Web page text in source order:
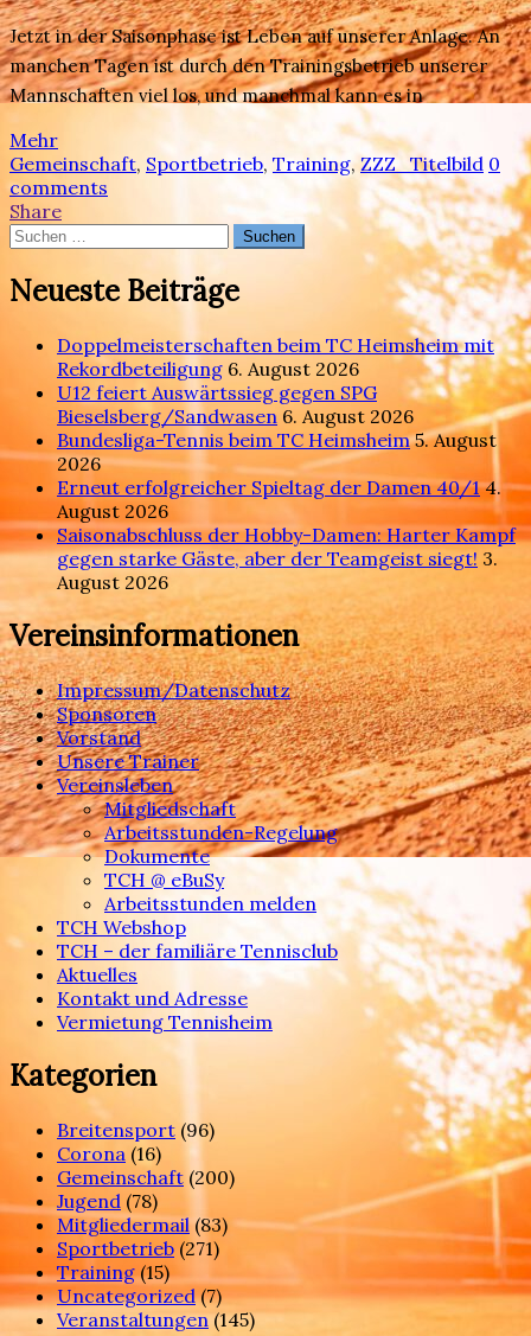
Jetzt in der Saisonphase ist Leben auf unserer Anlage. An
manchen Tagen ist durch den Trainingsbetrieb unserer
Mannschaften viel los, und manchmal kann es in
Mehr
Gemeinschaft, Sportbetrieb, Training,ZZZ_Titelbild 0
comments
Share
Suchen
Neueste Beiträge
Doppelmeisterschaften beim TC Heimsheim mit
Rekordbeteiligung 6. August 2026
U12 feiert Auswärtssieg gegen SPG
Bieselsberg/Sandwasen 6. August 2026
Bundesliga-Tennis beim TC Heimsheim 5. August
2026
Erneut erfolgreicher Spieltag der Damen 40/1 4.
August 2026
Saisonabschluss der Hobby-Damen: Harter Kampf
gegen starke Gäste, aber der Teamgeist siegt! 3.
August 2026
Vereinsinformationen
Impressum/Datenschutz
Sponsoren
Vorstand
Unsere Trainer
Vereinsleben
Mitgliedschaft
Arbeitsstunden-Regelung
Dokumente
TCH @ eBuSy
Arbeitsstunden melden
TCH Webshop
TCH – der familiäre Tennisclub
Aktuelles
Kontakt und Adresse
Vermietung Tennisheim
Kategorien
Breitensport (96)
Corona (16)
Gemeinschaft (200)
Jugend (78)
Mitgliedermail(83)
Sportbetrieb (271)
Training(15)
Uncategorized(7)
Veranstaltungen(145)